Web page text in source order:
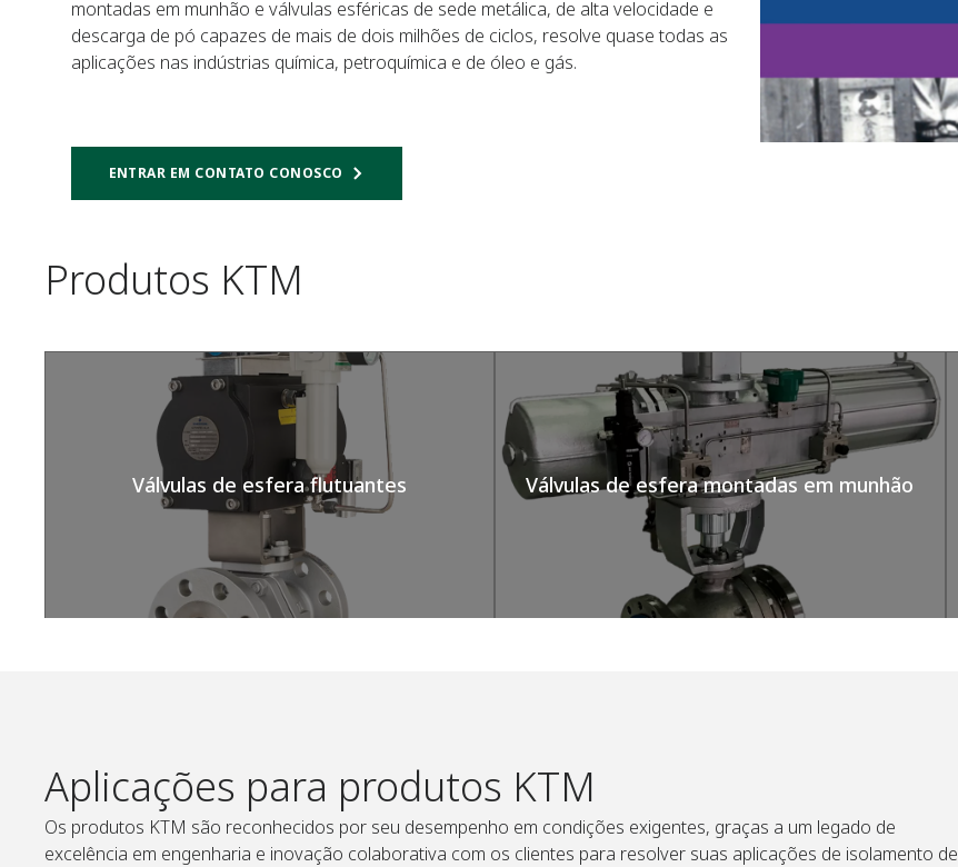
montadas em munhão e válvulas esféricas de sede metálica, de alta velocidade e
descarga de pó capazes de mais de dois milhões de ciclos, resolve quase todas as
aplicações nas indústrias química, petroquímica e de óleo e gás.
ENTRAR EM CONTATO CONOSCO
Produtos KTM
Válvulas de esfera flutuantes Válvulas de esfera montadas em munhão
Aplicações para produtos KTM
Os produtos KTM são reconhecidos por seu desempenho em condições exigentes, graças a um legado de
excelência em engenharia e inovação colaborativa com os clientes para resolver suas aplicações de isolamento de